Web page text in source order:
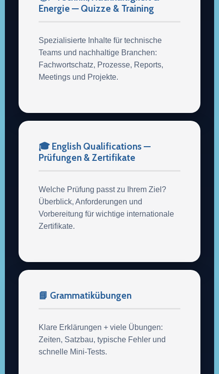
Energie — Quizze & Training
Spezialisierte Inhalte für technische
Teams und nachhaltige Branchen:
Fachwortschatz, Prozesse, Reports,
Meetings und Projekte.
🎓 English Qualifications —
Prüfungen & Zertifikate
Welche Prüfung passt zu Ihrem Ziel?
Überblick, Anforderungen und
Vorbereitung für wichtige internationale
Zertifikate.
📘 Grammatikübungen
Klare Erklärungen + viele Übungen:
Zeiten, Satzbau, typische Fehler und
schnelle Mini-Tests.